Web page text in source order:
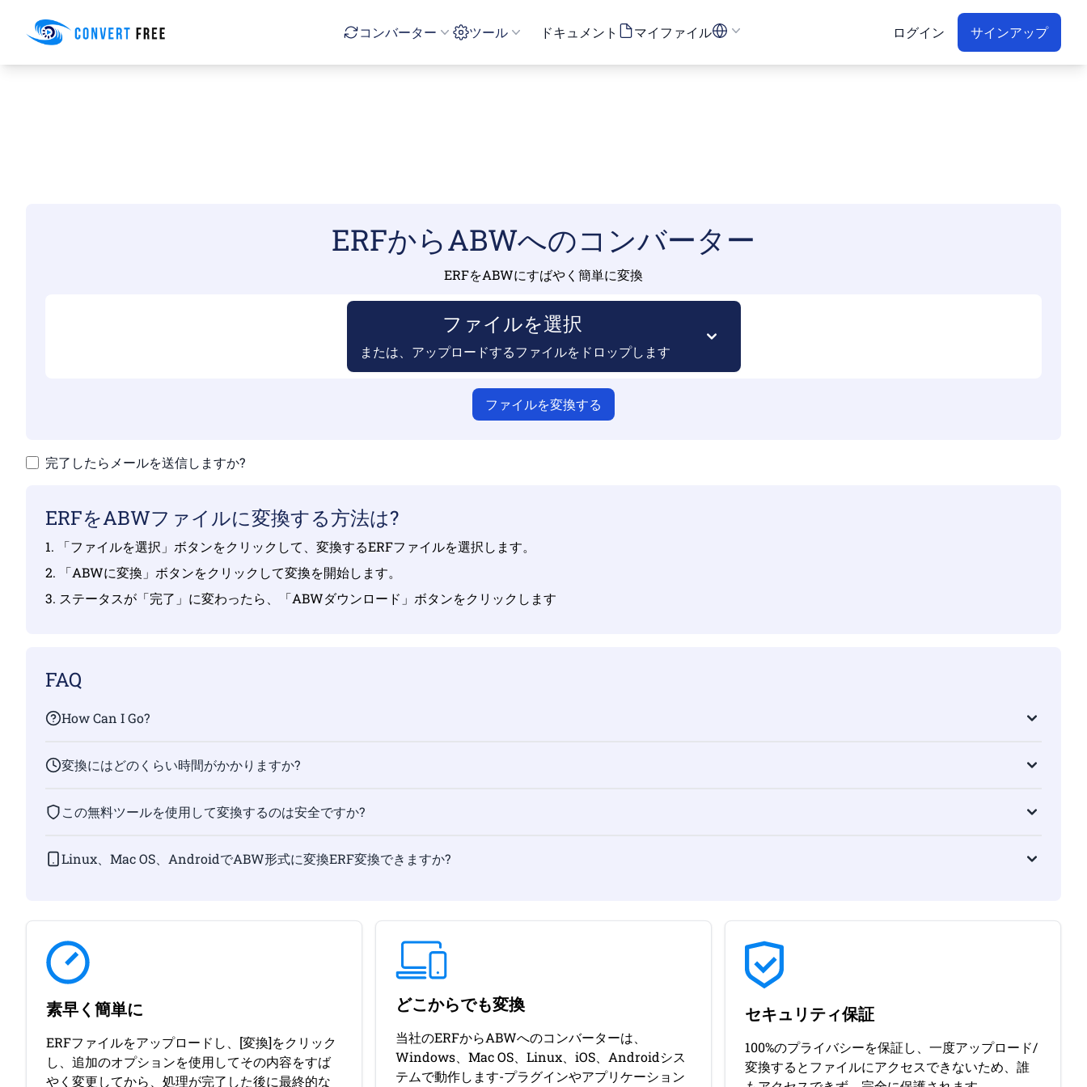
Convert Free コンバーター ツール ドキュメント マイファイル ログイン サインアップ
ERFからABWへのコンバーター
ERFをABWにすばやく簡単に変換
ファイルを選択
または、アップロードするファイルをドロップします
ファイルを変換する
完了したらメールを送信しますか?
ERFをABWファイルに変換する方法は?
1. 「ファイルを選択」ボタンをクリックして、変換するERFファイルを選択します。
2. 「ABWに変換」ボタンをクリックして変換を開始します。
3. ステータスが「完了」に変わったら、「ABWダウンロード」ボタンをクリックします
FAQ
How Can I Go?
変換にはどのくらい時間がかかりますか?
この無料ツールを使用して変換するのは安全ですか?
Linux、Mac OS、AndroidでABW形式に変換ERF変換できますか?
素早く簡単に
ERFファイルをアップロードし、[変換]をクリック
し、追加のオプションを使用してその内容をすば
やく変更してから、処理が完了した後に最終的な
どこからでも変換
当社のERFからABWへのコンバーターは、
Windows、Mac OS、Linux、iOS、Androidシス
テムで動作します-プラグインやアプリケーション
セキュリティ保証
100%のプライバシーを保証し、一度アップロード/
変換するとファイルにアクセスできないため、誰